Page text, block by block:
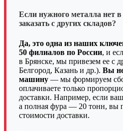
Если нужного металла нет
заказать с других складов?
Да, это одна из наших
50 филиалов по России, и
в Брянске, мы привезем ее с
Белгород, Казань и др.). Вы
машину — мы формируем
оплачиваете только
доставки. Например, если
а полная фура — 20 тонн, вы
стоимости доставки.